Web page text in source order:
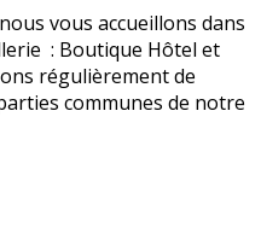
vous accueillons dans
: Boutique Hôtel et
régulièrement de
communes de notre